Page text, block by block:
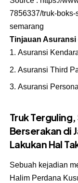
7856337/truk-
semarang
Tinjauan Asuransi
Asuransi
Asuransi Third
Asuransi
Truk
Berserakan di
Lakukan Hal
Sebuah kejadian
Halim Perdana